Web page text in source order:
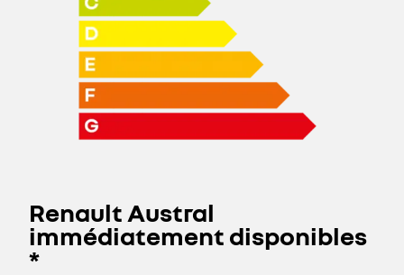
Renault Austral
immédiatement disponibles​
*